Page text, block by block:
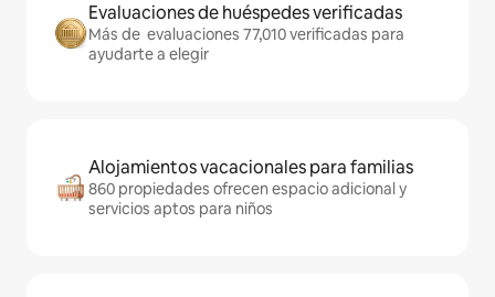
Evaluaciones de huéspedes verificadas
Más de evaluaciones 77,010 verificadas para
ayudarte a elegir
Alojamientos vacacionales para familias
860 propiedades ofrecen espacio adicional y
servicios aptos para niños